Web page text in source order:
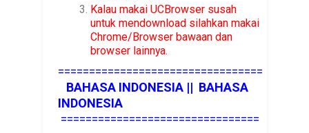
Kalau makai UCBrowser susah
untuk mendownload silahkan makai
Chrome/Browser bawaan dan
browser lainnya.
=================================
BAHASA INDONESIA || BAHASA
INDONESIA
================================